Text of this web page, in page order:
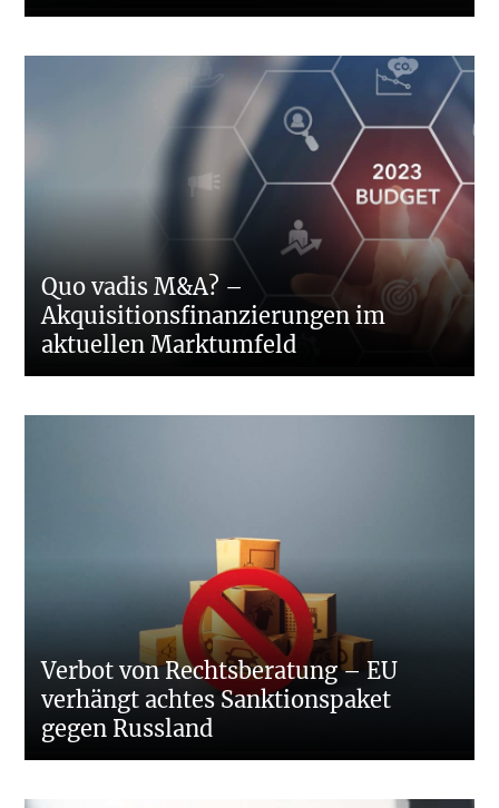
Quo vadis M&A? –
Akquisitionsfinanzierungen im
aktuellen Marktumfeld
Verbot von Rechtsberatung – EU
verhängt achtes Sanktionspaket
gegen Russland